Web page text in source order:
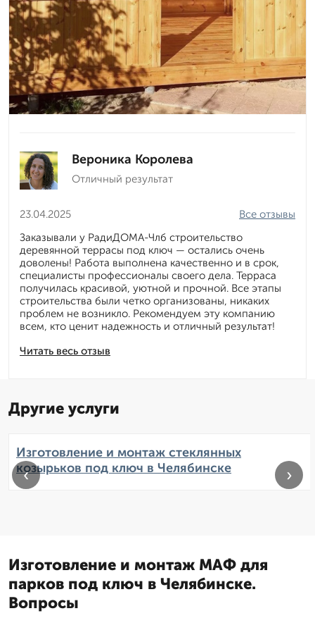
Вероника Королева
Отличный результат
23.04.2025
Читать весь отзыв
Все отзывы
Заказывали у РадиДОМА-Члб строительство
деревянной террасы под ключ — остались очень
доволены! Работа выполнена качественно и в срок,
специалисты профессионалы своего дела. Терраса
получилась красивой, уютной и прочной. Все этапы
строительства были четко организованы, никаких
проблем не возникло. Рекомендуем эту компанию
всем, кто ценит надежность и отличный результат!
Другие услуги
Изготовление и монтаж стеклянных
козырьков под ключ в Челябинске
‹ ›
Изготовление и монтаж МАФ для
парков под ключ в Челябинске.
Вопросы